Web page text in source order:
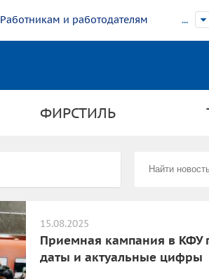
Работникам и работодателям ...
ФИРСТИЛЬ
15.08.2025
Приемная кампания в КФУ
даты и актуальные цифры